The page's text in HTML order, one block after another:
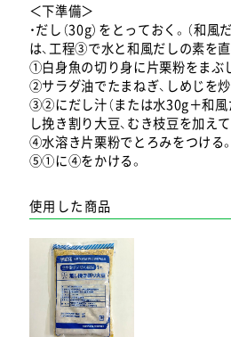
＜下準備＞
・だし（30g）をとっておく。（和
は、工程③で水と和風だしの素を
①白身魚の切り身に片栗粉をまぶし
②サラダ油でたまねぎ、しめじを炒
③②にだし汁（または水30g＋和風
し挽き割り大豆、むき枝豆を加え
④水溶き片栗粉でとろみをつける。
⑤①に④をかける。
使用した商品